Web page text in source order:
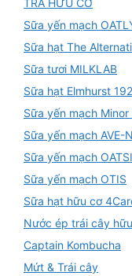
TRÀ HỮU CƠ
Sữa yến mạch
Sữa hạt The
Sữa tươi MILKLAB
Sữa hạt Elmhurst
Sữa yến mạch Minor
Sữa yến mạch AVE-
Sữa yến mạch
Sữa yến mạch OTIS
Sữa hạt hữu cơ
Nước ép trái cây
Captain Kombucha
Mứt & Trái cây